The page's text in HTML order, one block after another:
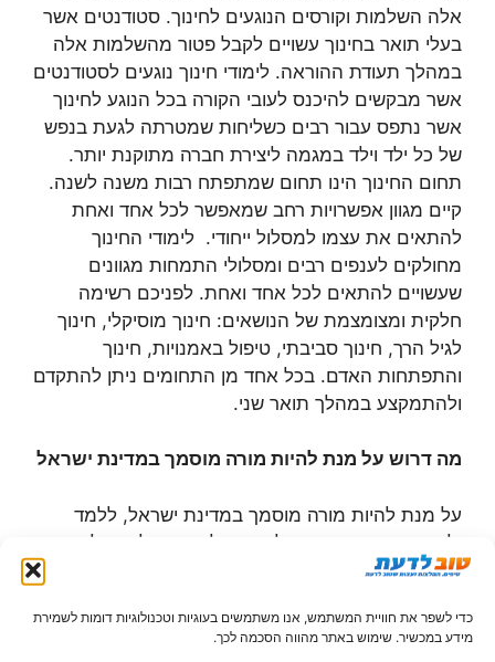
כדי לשפר את חוויית המשתמש, אנו משתמשים בעוגיות וטכנולוגיות דומות לשמירת
מידע במכשיר. שימוש באתר מהווה הסכמה לכך.
אלה השלמות וקורסים הנוגעים לחינוך. סטודנטים אשר
בעלי תואר בחינוך עשויים לקבל פטור מהשלמות אלה
במהלך תעודת ההוראה. לימודי חינוך נוגעים לסטודנטים
אשר מבקשים להיכנס לעובי הקורה בכל הנוגע לחינוך
אשר נתפס עבור רבים כשליחות שמטרתה לגעת בנפש
של כל ילד וילד במגמה ליצירת חברה מתוקנת יותר.
תחום החינוך הינו תחום שמתפתח רבות משנה לשנה.
קיים מגוון אפשרויות רחב שמאפשר לכל אחד ואחת
להתאים את עצמו למסלול ייחודי. לימודי החינוך
מחולקים לענפים רבים ומסלולי התמחות מגוונים
שעשויים להתאים לכל אחד ואחת. לפניכם רשימה
חלקית ומצומצמת של הנושאים: חינוך מוסיקלי, חינוך
לגיל הרך, חינוך סביבתי, טיפול באמנויות, חינוך
והתפתחות האדם. בכל אחד מן התחומים ניתן להתקדם
ולהתמקצע במהלך תואר שני.
מה דרוש על מנת להיות מורה מוסמך במדינת ישראל
על מנת להיות מורה מוסמך במדינת ישראל, ללמד
ולחנך במסגרות הפורמליות והבלתי פורמליות על
הסטודנט להיות בעל תואר ראשון ובעל תעודת הוראה.
תעודת הוראה) נדרשים לעבור שנת התמחות (סטאג')